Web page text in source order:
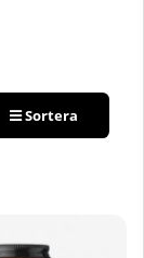
och format
till
är relevant
Sortera